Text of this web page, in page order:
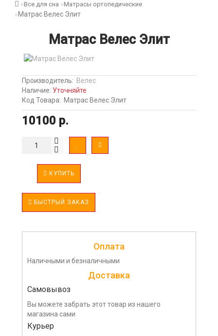
Все для сна Матрасы ортопедические
Матрас Велес Элит
Матрас Велес Элит
Производитель: Велес
Наличие: Уточняйте
Код Товара: Матрас Велес Элит
10100 р.
КУПИТЬ
БЫСТРЫЙ ЗАКАЗ
Оплата
Наличными и безналичными
Доставка
Самовывоз
Вы можете забрать этот товар из нашего
магазина сами
Курьер